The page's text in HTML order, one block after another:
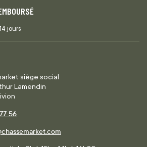
jours
siège social
Lamendin
56